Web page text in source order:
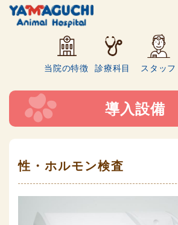
当院の特徴 診療科目 スタッフ
導入設備
性・ホルモン検査